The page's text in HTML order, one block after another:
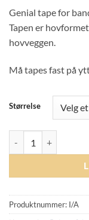
Genial tape for
Tapen er
hovveggen.
Må tapes fast på
Størrelse
Produktnummer: I/A